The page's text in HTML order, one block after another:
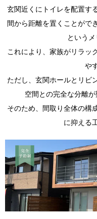
りで
注意
すべ
2.1.
2.2.
風水対
ある
質問
4.
まと
め
玄関近くにトイレを配置す
間から距離を置くことがで
というメ
これにより、家族がリラッ
や
ただし、玄関ホールとリビ
空間との完全な分離
そのため、間取り全体の構
に抑える